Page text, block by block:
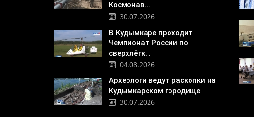
Космонав...
30.07.2026
В Кудымкаре проходит
Чемпионат России по
сверхлёгк...
04.08.2026
Археологи ведут раскопки на
Кудымкарском городище
30.07.2026